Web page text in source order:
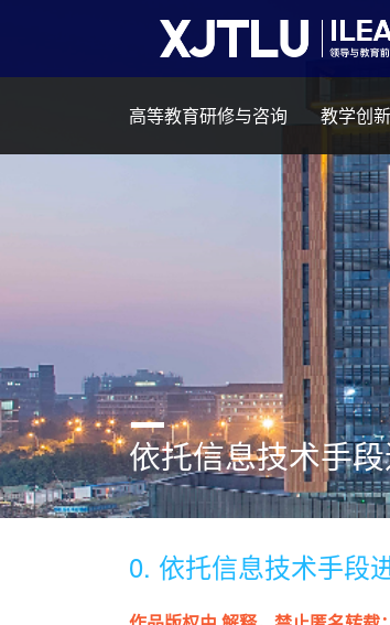
高等教育研修与咨询 教学创
依托信息技术手
0. 依托信息技术手段